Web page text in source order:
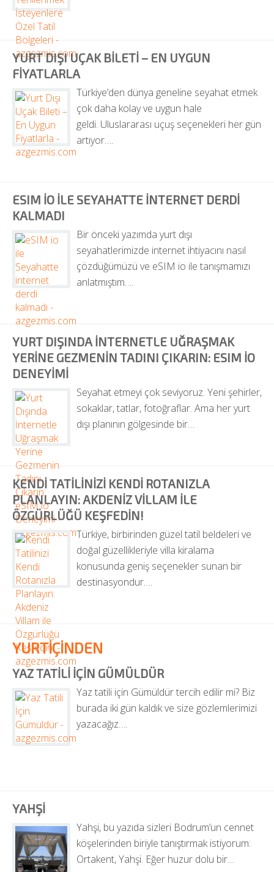
YURT DIŞI UÇAK BILETI – EN UYGUN
FIYATLARLA
Türkiye’den dünya geneline seyahat etmek
çok daha kolay ve uygun hale
geldi. Uluslararası uçuş seçenekleri her gün
artıyor….
ESIM IO ILE SEYAHATTE INTERNET DERDI
KALMADI
Bir önceki yazımda yurt dışı
seyahatlerimizde internet ihtiyacını nasıl
çözdüğümüzü ve eSIM io ile tanışmamızı
anlatmıştım….
YURT DIŞINDA İNTERNETLE UĞRAŞMAK
YERINE GEZMENIN TADINI ÇIKARIN: ESIM IO
DENEYIMI
Seyahat etmeyi çok seviyoruz. Yeni şehirler,
sokaklar, tatlar, fotoğraflar. Ama her yurt
dışı planının gölgesinde bir…
KENDI TATILINIZI KENDI ROTANIZLA
PLANLAYIN: AKDENIZ VILLAM ILE
ÖZGÜRLÜĞÜ KEŞFEDIN!
Türkiye, birbirinden güzel tatil beldeleri ve
doğal güzellikleriyle villa kiralama
konusunda geniş seçenekler sunan bir
destinasyondur….
YURTİÇİNDEN
YAZ TATILI İÇIN GÜMÜLDÜR
Yaz tatili için Gümüldür tercih edilir mi? Biz
burada iki gün kaldık ve size gözlemlerimizi
yazacağız….
YAHŞI
Yahşi, bu yazıda sizleri Bodrum’un cennet
köşelerinden biriyle tanıştırmak istiyorum:
Ortakent, Yahşi. Eğer huzur dolu bir…